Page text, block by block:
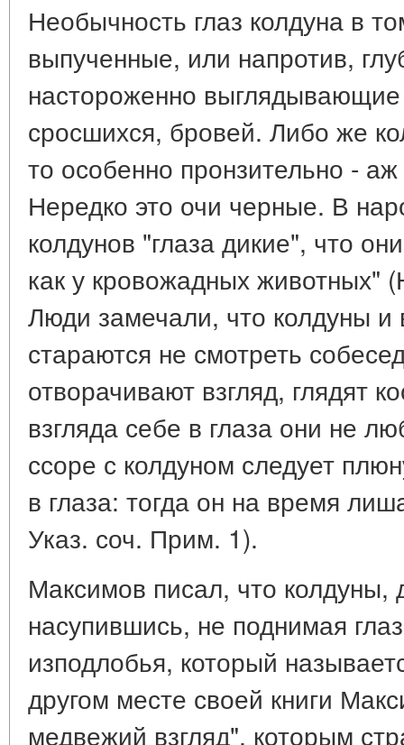
Необычность глаз колдуна в
выпученные, или напротив,
настороженно выглядывающие
сросшихся, бровей. Либо же
то особенно пронзительно -
Нередко это очи черные. В
колдунов "глаза дикие", что
как у кровожадных животных"
Люди замечали, что колдуны
стараются не смотреть
отворачивают взгляд, глядят
взгляда себе в глаза они не
ссоре с колдуном следует
в глаза: тогда он на время
Указ. соч. Прим. 1).
Максимов писал, что колдуны,
насупившись, не поднимая
изподлобья, который
другом месте своей книги
медвежий взгляд", которым